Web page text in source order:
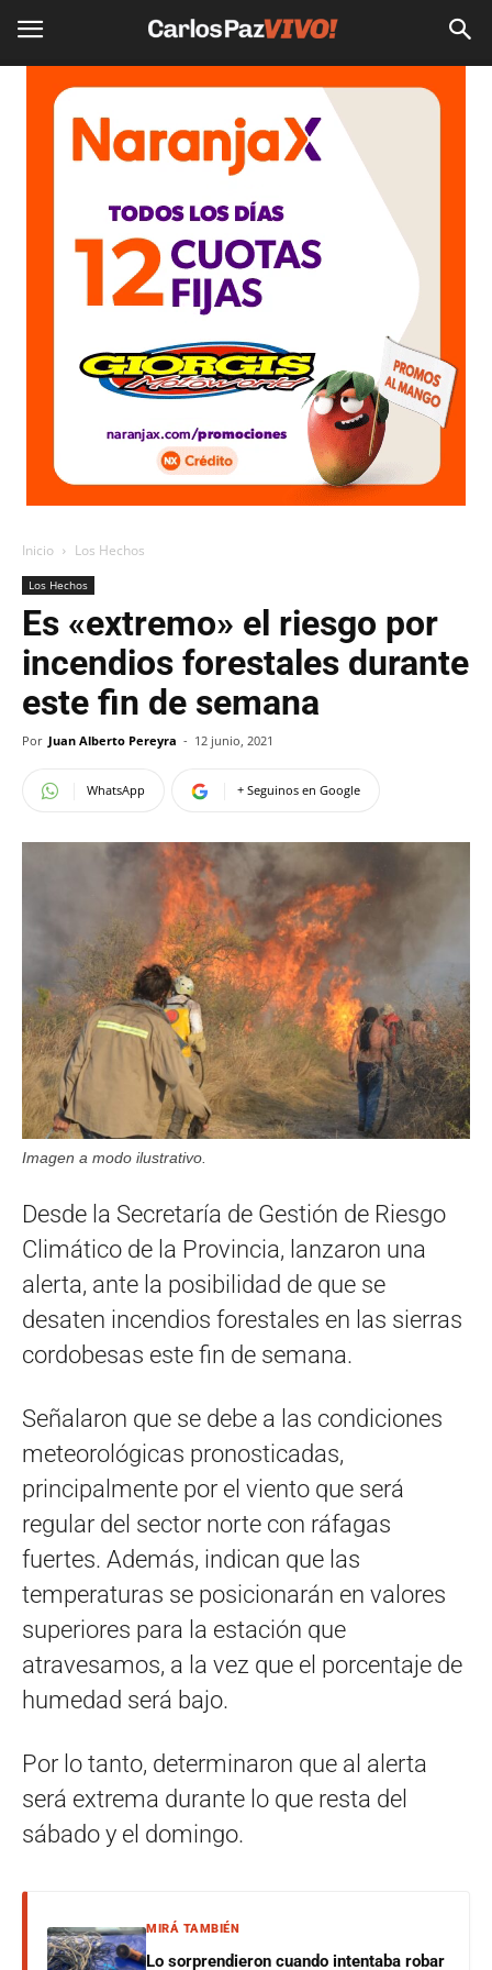
Inicio Los Hechos
Los Hechos
Es «extremo» el riesgo por
incendios forestales durante
este fin de semana
Por Juan Alberto Pereyra - 12 junio, 2021
WhatsApp + Seguinos en Google
Imagen a modo ilustrativo.
Desde la Secretaría de Gestión de Riesgo
Climático de la Provincia, lanzaron una
alerta, ante la posibilidad de que se
desaten incendios forestales en las sierras
cordobesas este fin de semana.
Señalaron que se debe a las condiciones
meteorológicas pronosticadas,
principalmente por el viento que será
regular del sector norte con ráfagas
fuertes. Además, indican que las
temperaturas se posicionarán en valores
superiores para la estación que
atravesamos, a la vez que el porcentaje de
humedad será bajo.
Por lo tanto, determinaron que al alerta
será extrema durante lo que resta del
sábado y el domingo.
MIRÁ TAMBIÉN
Lo sorprendieron cuando intentaba robar